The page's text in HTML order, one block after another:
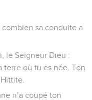
combien sa conduite a
le Seigneur Dieu :
terre où tu es née. Ton
n’a coupé ton